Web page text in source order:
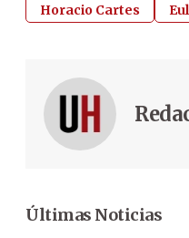
Horacio Cartes
Últimas Noticias